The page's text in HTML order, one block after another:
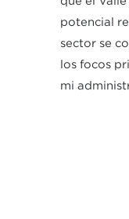
potencial
sector se
los focos
mi